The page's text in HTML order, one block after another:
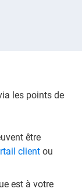
les points de
être
clientou
est à votre